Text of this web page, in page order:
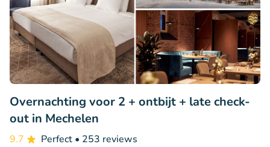
Overnachting voor 2 + ontbijt + late check-
out in Mechelen
9.7 Perfect • 253 reviews